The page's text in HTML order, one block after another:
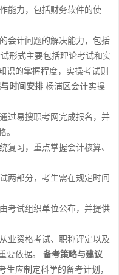
能力，包括财务软件的使
会计问题的解决能力，包括
形式主要包括理论考试和实
识的掌握程度，实操考试则
时间安排 杨浦区会计实操
过易搜职考网完成报名，并
。
复习，重点掌握会计核算、
两部分，考生需在规定时间
考试组织单位公布，并提供
业资格考试、职称评定以及
要依据。 备考策略与建议
生应制定科学的备考计划，